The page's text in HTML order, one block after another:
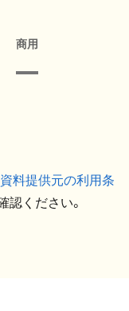
商用
資料提供元の利用条
認ください。